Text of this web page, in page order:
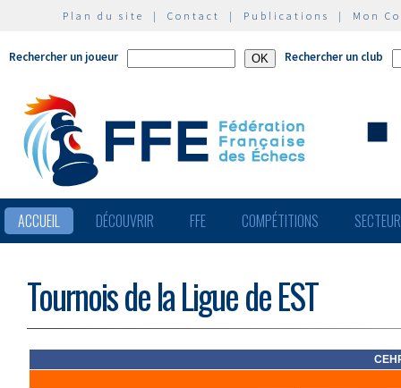
Plan du site | Contact | Publications | Mon
Rechercher un joueur Rechercher un club
ACCUEIL DÉCOUVRIR FFE COMPÉTITIONS
Tournois de la Ligue de EST